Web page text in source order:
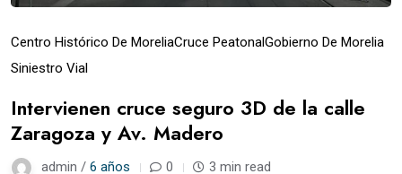
Centro Histórico De MoreliaCruce PeatonalGobierno De Morelia
Siniestro Vial
Intervienen cruce seguro 3D de la calle
Zaragoza y Av. Madero
admin / 6 años 0 3 min read